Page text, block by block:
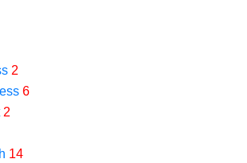
2
6
2
14